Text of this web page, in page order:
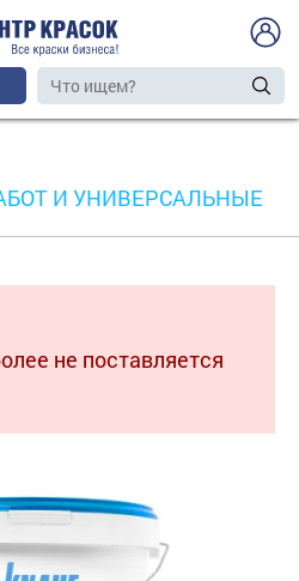
И УНИВЕРСАЛЬНЫЕ
не поставляется